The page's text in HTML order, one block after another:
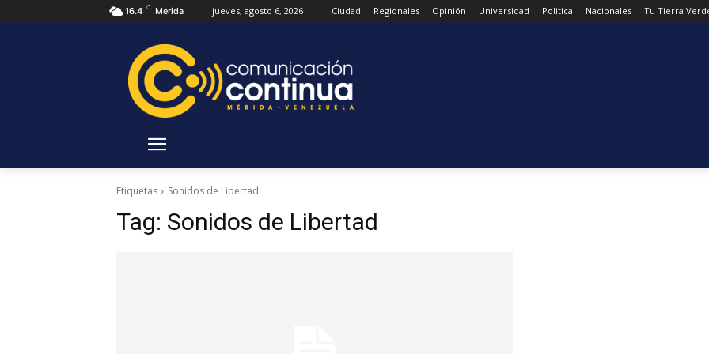
16.4 C Merida jueves, agosto 6, 2026 Ciudad Regionales Opinión Universidad Politica Nacionales Tu Tierra
Etiquetas Sonidos de Libertad
Tag: Sonidos de Libertad